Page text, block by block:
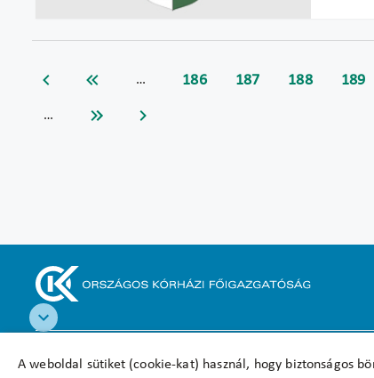
A weboldal sütiket (cookie-kat) használ, hogy biztonságos
… 186 187 188 189
…
Akadálymentesítési nyilatkozat